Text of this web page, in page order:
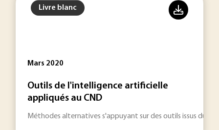
Livre blanc
Mars 2020
Outils de l'intelligence artificielle
appliqués au CND
Méthodes alternatives s'appuyant sur des outils issus du